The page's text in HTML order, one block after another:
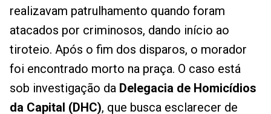
realizavam patrulhamento quando foram
atacados por criminosos, dando início ao
tiroteio. Após o fim dos disparos, o morador
foi encontrado morto na praça. O caso está
sob investigação da Delegacia de Homicídios
da Capital (DHC), que busca esclarecer de